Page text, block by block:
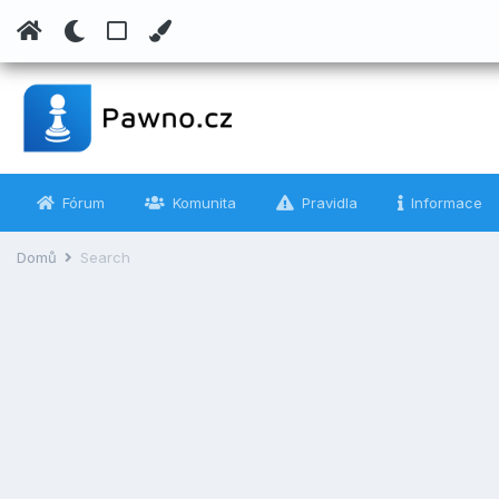
Fórum Komunita Pravidla Informace
Domů Search